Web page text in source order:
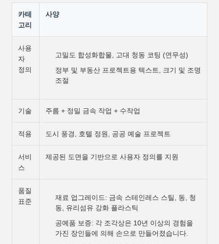
카테
고리
사양
사용
자
정의
고밀도 합성화합물, 고대 청동 코팅 (연무성)
정부 및 부동산 프로젝트용 텍스트, 크기 및 조명
조절
기술 주름 + 정밀 금속 작업 + 수작업
적용 도시 풍경, 호텔 정원, 공공 예술 프로젝트
서비
스
제공된 도면을 기반으로 사용자 정의를 지원
품질
표준
재료 업그레이드: 금속 스테인레스 스틸, 동, 청
동, 유리섬유 강화 플라스틱
공예품 보증: 각 조각상은 10년 이상의 경험을
가진 장인들에 의해 손으로 만들어졌습니다.